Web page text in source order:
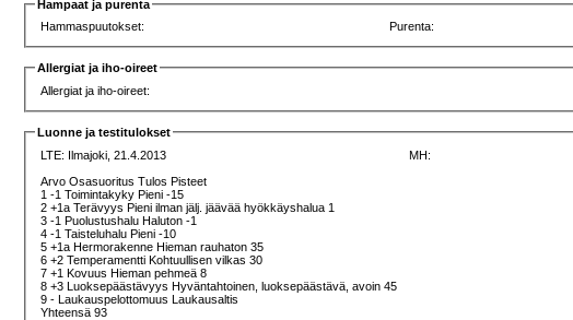
Hampaat ja purenta
Hammaspuutokset:
Purenta:
Allergiat ja iho-oireet
Allergiat ja iho-oireet:
Luonne ja testitulokset
LTE: Ilmajoki, 21.4.2013
Arvo Osasuoritus Tulos Pisteet
1 -1 Toimintakyky Pieni -15
2 +1a Terävyys Pieni ilman jälj. jäävää hyökkäyshalua 1
3 -1 Puolustushalu Haluton -1
4 -1 Taisteluhalu Pieni -10
5 +1a Hermorakenne Hieman rauhaton 35
6 +2 Temperamentti Kohtuullisen vilkas 30
7 +1 Kovuus Hieman pehmeä 8
8 +3 Luoksepäästävyys Hyväntahtoinen, luoksepäästävä, avoin 45
9 - Laukauspelottomuus Laukausaltis
Yhteensä 93
MH: